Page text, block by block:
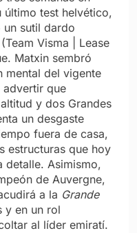
último test helvético,
un sutil dardo
Visma | Lease
Matxin sembró
mental del vigente
advertir que
y dos Grandes
un desgaste
fuera de casa,
estructuras que hoy
detalle. Asimismo,
de Auvergne,
a la Grande
y en un rol
al líder emiratí.